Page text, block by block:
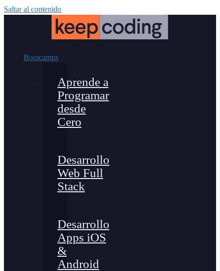
Saltar al contenido
Bootcamps
Aprende a
Programar
desde
Cero
Desarrollo
Web Full
Stack
Desarrollo
Apps iOS
&
Android